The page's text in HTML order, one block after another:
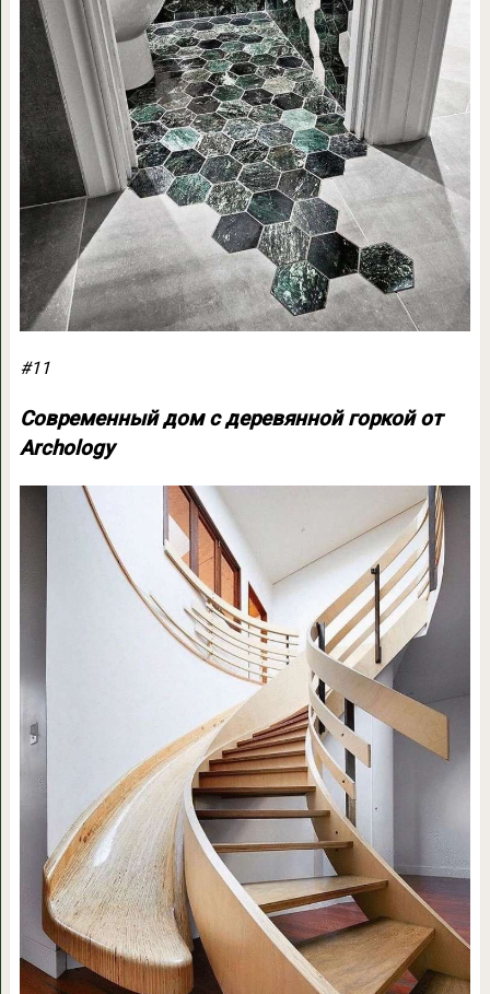
#11
Современный дом с деревянной горкой от
Archology